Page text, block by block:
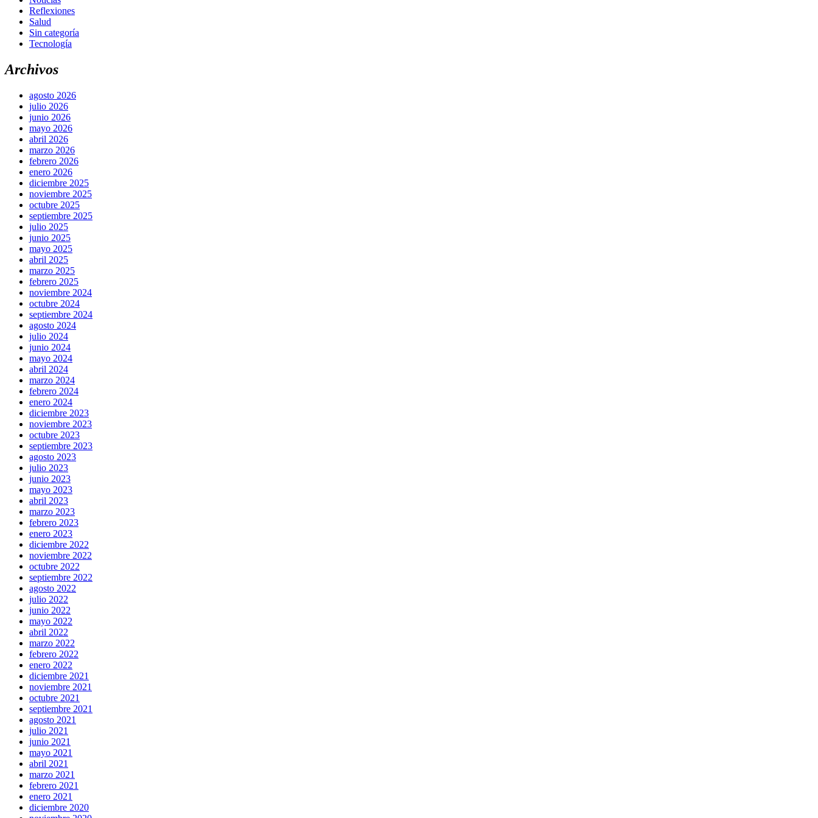
Reflexiones
Salud
Sin categoría
Tecnología
Archivos
agosto 2026
julio 2026
junio 2026
mayo 2026
abril 2026
marzo 2026
febrero 2026
enero 2026
diciembre 2025
noviembre 2025
octubre 2025
septiembre 2025
julio 2025
junio 2025
mayo 2025
abril 2025
marzo 2025
febrero 2025
noviembre 2024
octubre 2024
septiembre 2024
agosto 2024
julio 2024
junio 2024
mayo 2024
abril 2024
marzo 2024
febrero 2024
enero 2024
diciembre 2023
noviembre 2023
octubre 2023
septiembre 2023
agosto 2023
julio 2023
junio 2023
mayo 2023
abril 2023
marzo 2023
febrero 2023
enero 2023
diciembre 2022
noviembre 2022
octubre 2022
septiembre 2022
agosto 2022
julio 2022
junio 2022
mayo 2022
abril 2022
marzo 2022
febrero 2022
enero 2022
diciembre 2021
noviembre 2021
octubre 2021
septiembre 2021
agosto 2021
julio 2021
junio 2021
mayo 2021
abril 2021
marzo 2021
febrero 2021
enero 2021
diciembre 2020